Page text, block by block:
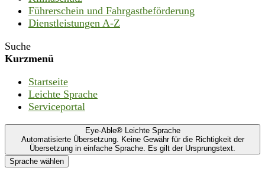
Führerschein und Fahrgastbeförderung
Dienstleistungen A-Z
Suche
Kurzmenü
Startseite
Leichte Sprache
Serviceportal
Eye-Able® Leichte Sprache
Automatisierte Übersetzung. Keine Gewähr für die Richtigkeit der
Übersetzung in einfache Sprache. Es gilt der Ursprungstext.
Sprache wählen